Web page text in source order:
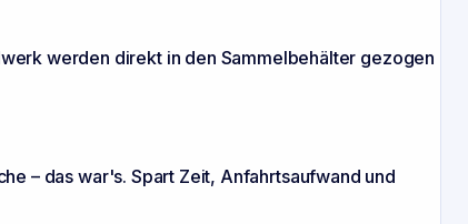
werden direkt in den Sammelbehälter gezogen
– das war's. Spart Zeit, Anfahrtsaufwand und